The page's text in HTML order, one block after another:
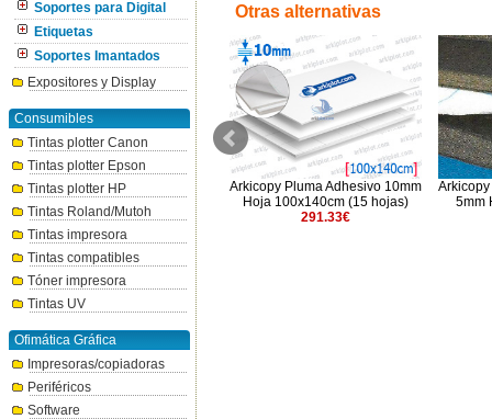
Soportes para Digital
Etiquetas
Soportes Imantados
Expositores y Display
Consumibles
Tintas plotter Canon
Tintas plotter Epson
Tintas plotter HP
Tintas Roland/Mutoh
Tintas impresora
Tintas compatibles
Tóner impresora
Tintas UV
Ofimática Gráfica
Impresoras/copiadoras
Periféricos
Software
Otras alternativas
Arkicopy Pluma Negro Adhesivo
5mm Hoja 70x100cm (25 hojas)
238.5€
Arkicopy Pluma Adhesivo 10mm
Hoja 100x140cm (15 hojas)
291.33€
5mm